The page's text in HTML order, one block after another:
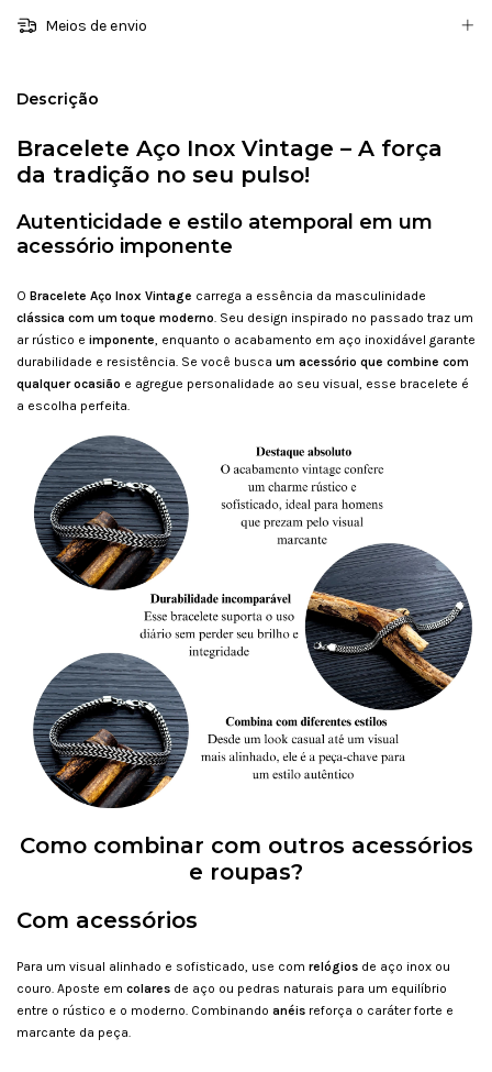
Meios de envio
Descrição
Bracelete Aço Inox Vintage – A força
da tradição no seu pulso!
Autenticidade e estilo atemporal em um
acessório imponente
O Bracelete Aço Inox Vintage carrega a essência da masculinidade
clássica com um toque moderno . Seu design inspirado no passado traz um
ar rústico e imponente , enquanto o acabamento em aço inoxidável garante
durabilidade e resistência. Se você busca um acessório que combine com
qualquer ocasião e agregue personalidade ao seu visual, esse bracelete é
a escolha perfeita.
Como combinar com outros acessórios
e roupas?
Com acessórios
Para um visual alinhado e sofisticado, use com relógios de aço inox ou
couro. Aposte em colares de aço ou pedras naturais para um equilíbrio
entre o rústico e o moderno. Combinando anéis reforça o caráter forte e
marcante da peça.